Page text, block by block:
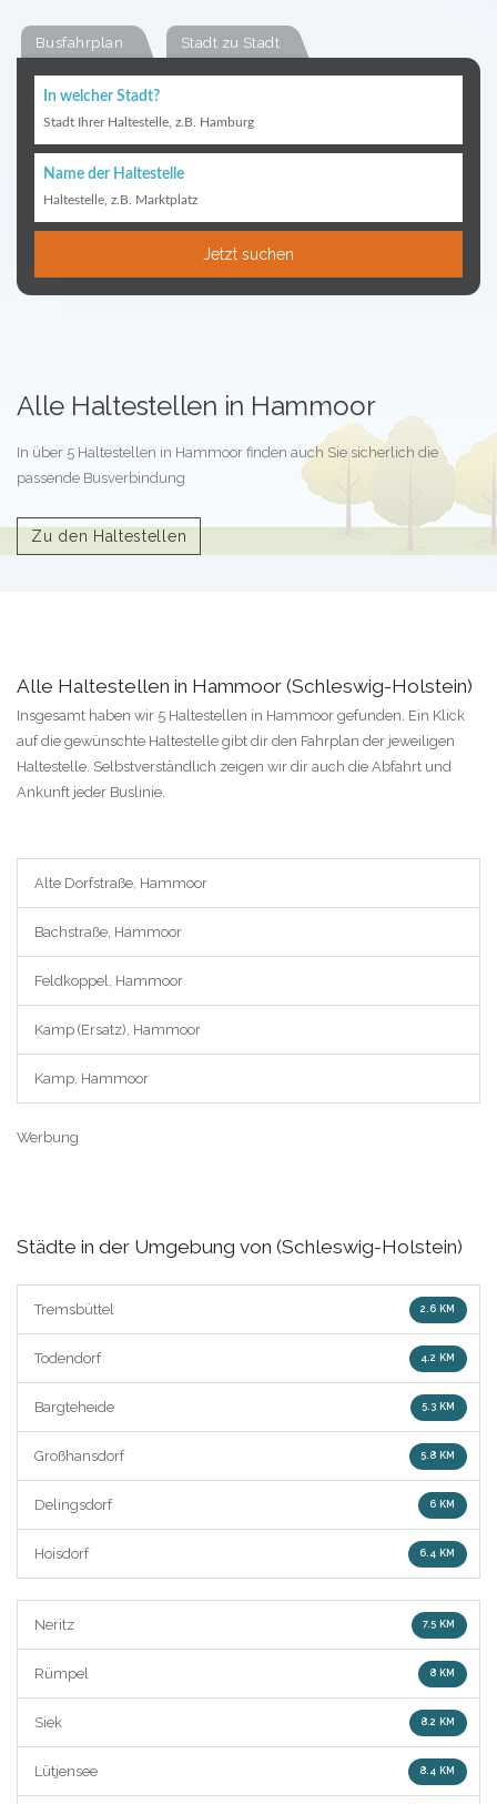
Busfahrplan Stadt zu Stadt
In welcher Stadt?
Stadt Ihrer Haltestelle, z.B. Hamburg
Name der Haltestelle
Haltestelle, z.B. Marktplatz
Jetzt suchen
Alle Haltestellen in Hammoor
In über 5 Haltestellen in Hammoor finden auch Sie sicherlich die
passende Busverbindung
Zu den Haltestellen
Alle Haltestellen in Hammoor (Schleswig-Holstein)
Insgesamt haben wir 5 Haltestellen in Hammoor gefunden. Ein Klick
auf die gewünschte Haltestelle gibt dir den Fahrplan der jeweiligen
Haltestelle. Selbstverständlich zeigen wir dir auch die Abfahrt und
Ankunft jeder Buslinie.
Alte Dorfstraße, Hammoor
Bachstraße, Hammoor
Feldkoppel, Hammoor
Kamp (Ersatz), Hammoor
Kamp, Hammoor
Werbung
Städte in der Umgebung von (Schleswig-Holstein)
Tremsbüttel 2.6 KM
Todendorf 4.2 KM
Bargteheide 5.3 KM
Großhansdorf 5.8 KM
Delingsdorf 6 KM
Hoisdorf 6.4 KM
Neritz 7.5 KM
Rümpel 8 KM
Siek 8.2 KM
Lütjensee 8.4 KM